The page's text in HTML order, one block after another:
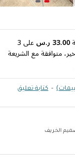
33.00 ر.س على3
متوافقة مع الشريعة
- كتابة تعليق
الخريف